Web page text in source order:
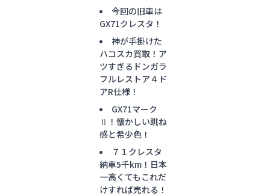
今回の旧車は
GX71クレスタ！
神が手掛けた
ハコスカ買取！ア
ツすぎるドンガラ
フルレストア４ド
アR仕様！
GX71マーク
Ⅱ！懐かしい跳ね
感と希少色！
７１クレスタ
納車5千km！日本
一高くてもこれだ
けすれば売れる！